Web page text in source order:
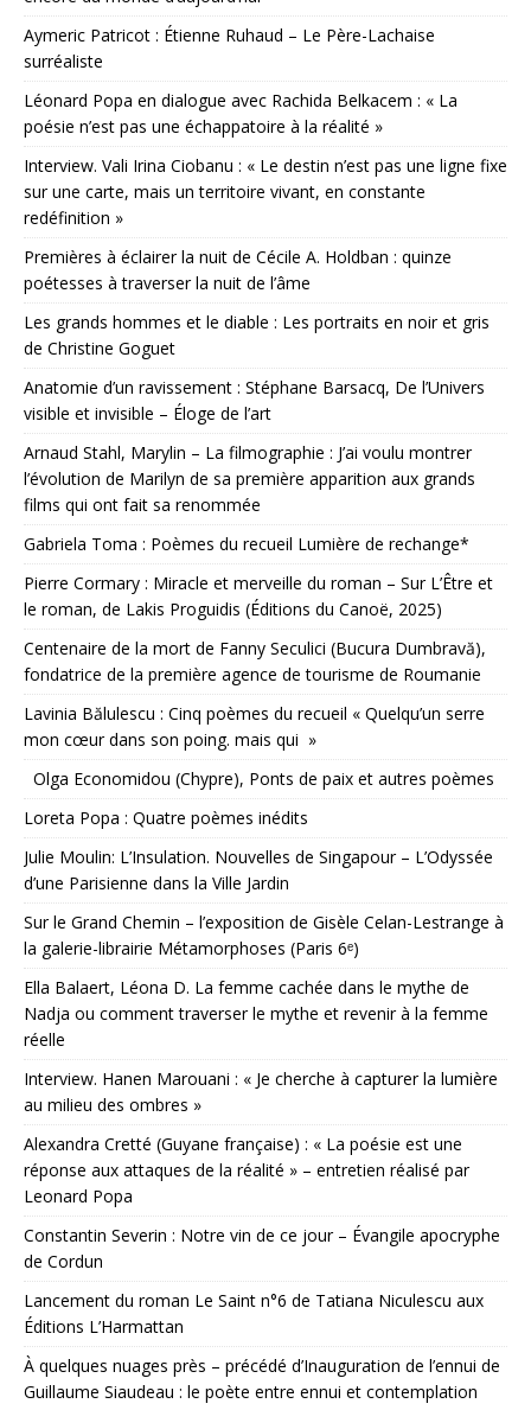
Aymeric Patricot : Étienne Ruhaud – Le Père-Lachaise
surréaliste
Léonard Popa en dialogue avec Rachida Belkacem : « La
poésie n’est pas une échappatoire à la réalité »
Interview. Vali Irina Ciobanu : « Le destin n’est pas une ligne fixe
sur une carte, mais un territoire vivant, en constante
redéfinition »
Premières à éclairer la nuit de Cécile A. Holdban : quinze
poétesses à traverser la nuit de l’âme
Les grands hommes et le diable : Les portraits en noir et gris
de Christine Goguet
Anatomie d’un ravissement : Stéphane Barsacq, De l’Univers
visible et invisible – Éloge de l’art
Arnaud Stahl, Marylin – La filmographie : J’ai voulu montrer
l’évolution de Marilyn de sa première apparition aux grands
films qui ont fait sa renommée
Gabriela Toma : Poèmes du recueil Lumière de rechange*
Pierre Cormary : Miracle et merveille du roman – Sur L’Être et
le roman, de Lakis Proguidis (Éditions du Canoë, 2025)
Centenaire de la mort de Fanny Seculici (Bucura Dumbravă),
fondatrice de la première agence de tourisme de Roumanie
Lavinia Bălulescu : Cinq poèmes du recueil « Quelqu’un serre
mon cœur dans son poing. mais qui »
Olga Economidou (Chypre), Ponts de paix et autres poèmes
Loreta Popa : Quatre poèmes inédits
Julie Moulin: L’Insulation. Nouvelles de Singapour – L’Odyssée
d’une Parisienne dans la Ville Jardin
Sur le Grand Chemin – l’exposition de Gisèle Celan-Lestrange à
la galerie-librairie Métamorphoses (Paris 6ᵉ)
Ella Balaert, Léona D. La femme cachée dans le mythe de
Nadja ou comment traverser le mythe et revenir à la femme
réelle
Interview. Hanen Marouani : « Je cherche à capturer la lumière
au milieu des ombres »
Alexandra Cretté (Guyane française) : « La poésie est une
réponse aux attaques de la réalité » – entretien réalisé par
Leonard Popa
Constantin Severin : Notre vin de ce jour – Évangile apocryphe
de Cordun
Lancement du roman Le Saint n°6 de Tatiana Niculescu aux
Éditions L’Harmattan
À quelques nuages près – précédé d’Inauguration de l’ennui de
Guillaume Siaudeau : le poète entre ennui et contemplation